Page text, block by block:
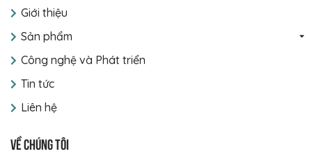
Giới thiệu
Sản phẩm
Công nghệ và Phát triển
Tin tức
Liên hệ
Về chúng tôi